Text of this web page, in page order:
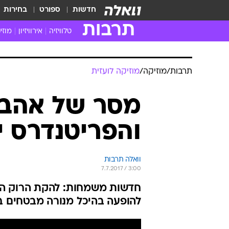
חדשות ספורט בחירות
תרבות טלוויזיה
טלוויזיה ישראלית
טלוויזיה מחו"ל
סדרות מומלצות
האח הגדול
אירוויזיון
תרבות/מוזיקה/מוזיקה לועזית
מסר של
והפריטנדרס
וואלה תרבות
7.7.2017 / 3:00
חדשות משמחות: להקת הרוק
להופעה בהיכל מנורה מבטחים ב-23 בספטמבר. כמה יעלו